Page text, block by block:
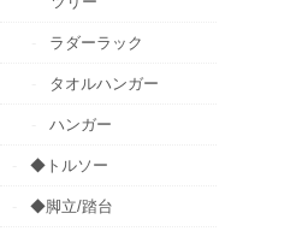
ラダーラック
タオルハンガー
ハンガー
◆トルソー
◆脚立/踏台